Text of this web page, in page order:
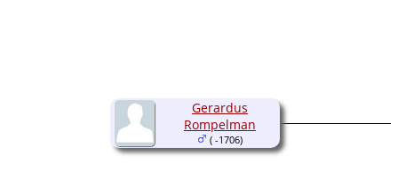
Gerardus
Rompelman
( -1706)